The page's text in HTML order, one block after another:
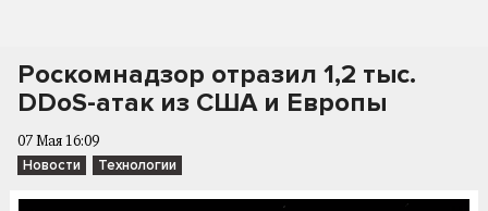
Роскомнадзор отразил 1,2 тыс.
DDoS-атак из США и Европы
07 Мая 16:09
Новости Технологии